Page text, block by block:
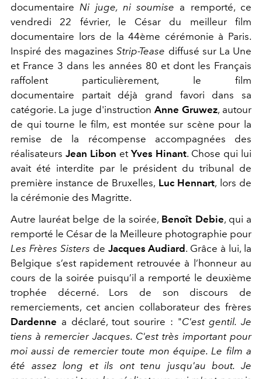
documentaire Ni juge, ni soumise a remporté, ce
vendredi 22 février, le César du meilleur film
documentaire lors de la 44ème cérémonie à Paris.
Inspiré des magazinesStrip-Tease diffusé sur La Une
et France 3 dans les années 80 et dont les Français
raffolent particulièrement, le film
documentaire partait déjà grand favori dans sa
catégorie. La juge d'instruction Anne Gruwez, autour
de qui tourne le film, est montée sur scène pour la
remise de la récompense accompagnées des
réalisateurs Jean Libon et Yves Hinant. Chose qui lui
avait été interdite par le président du tribunal de
première instance de Bruxelles, Luc Hennart, lors de
la cérémonie des Magritte.
Autre lauréat belge de la soirée, Benoît Debie, qui a
remporté le César de la Meilleure photographie pour
Les Frères Sisters de Jacques Audiard. Grâce à lui, la
Belgique s’est rapidement retrouvée à l’honneur au
cours de la soirée puisqu’il a remporté le deuxième
trophée décerné. Lors de son discours de
remerciements, cet ancien collaborateur des frères
Dardenne a déclaré, tout sourire : "C'est gentil. Je
tiens à remercier Jacques. C'est très important pour
moi aussi de remercier toute mon équipe. Le film a
été assez long et ils ont tenu jusqu'au bout. Je